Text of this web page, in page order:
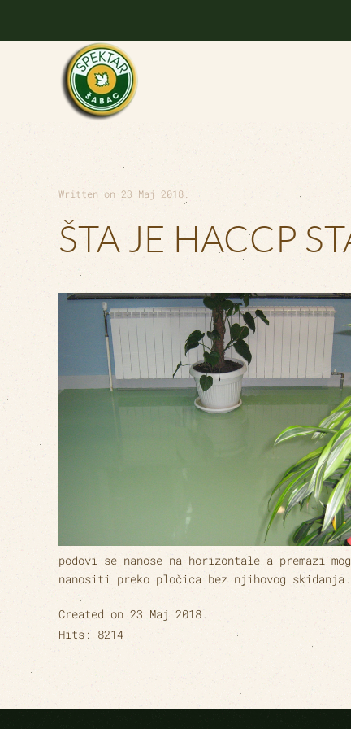
Skip to main content
Written on 23 Maj 2018
ŠTA JE HACCP
podovi se nanose na horizontale a premazi
nanositi preko pločica bez njihovog skidanja.
Created on 23 Maj 2018.
Hits: 8214